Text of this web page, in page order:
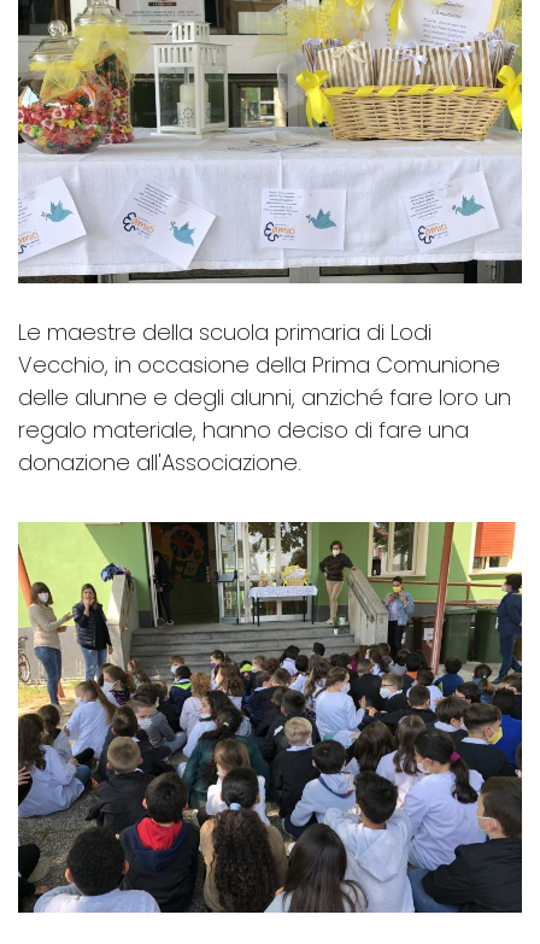
Le maestre della scuola primaria di Lodi
Vecchio, in occasione della Prima Comunione
delle alunne e degli alunni, anziché fare loro un
regalo materiale, hanno deciso di fare una
donazione all'Associazione.